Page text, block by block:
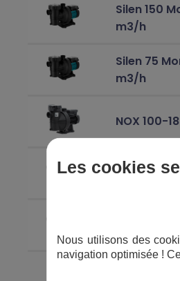
Silen 150
m3/h
Silen 75
m3/h
NOX 100-
Silen 50
Les cookies
Nous utilisons des
navigation optimisée !